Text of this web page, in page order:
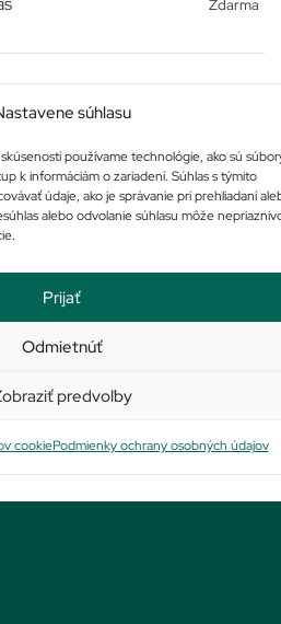
súhlasu
používame technológie, ako sú
k informáciám o zariadení. Súhlas s týmito
údaje, ako je správanie pri prehliadaní
alebo odvolanie súhlasu môže
Prijať
Odmietnúť
predvoľby
cookiePodmienky ochrany osobných údajov
Zdarma
OSCILLOCOCCINUM
Na sklade už iba 1
34,10
Pridať do košíka